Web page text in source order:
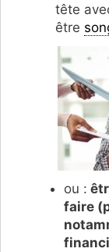
tête
être
ou :
faire